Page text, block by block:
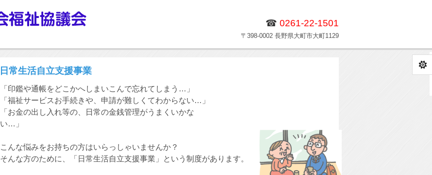
☎ 0261-22-1501
〒398-0002 長野県大町市大町1129
日常生活自立支援事業
「印鑑や通帳をどこかへしまいこんで忘れてしまう…」
「福祉サービスお手続きや、申請が難しくてわからない…」
「お金の出し入れ等の、日常の金銭管理がうまくいかな
い…」
こんな悩みをお持ちの方はいらっしゃいませんか？
そんな方のために、「日常生活自立支援事業」という制度があります。